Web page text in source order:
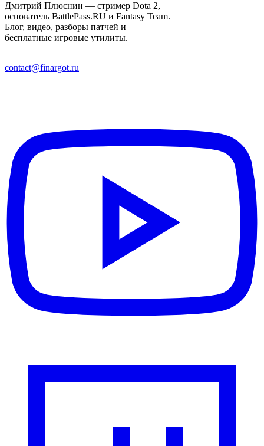
Дмитрий Плюснин — стример Dota 2,
основатель BattlePass.RU и Fantasy Team.
Блог, видео, разборы патчей и
бесплатные игровые утилиты.
contact@finargot.ru